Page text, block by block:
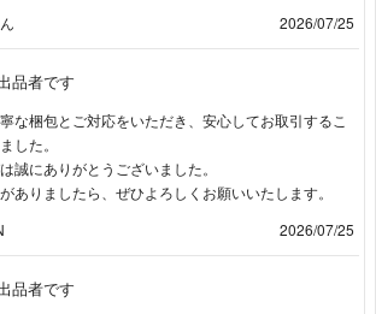
2026/07/25
品者です
な梱包とご対応をいただき、安心してお取引するこ
した。
誠にありがとうございました。
ありましたら、ぜひよろしくお願いいたします。
2026/07/25
品者です